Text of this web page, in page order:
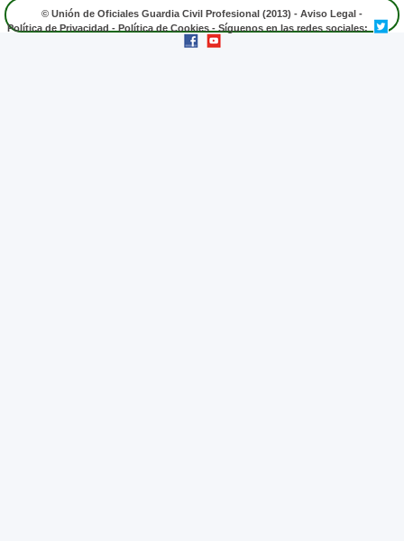
© Unión de Oficiales Guardia Civil Profesional (2013) - Aviso Legal -
Política de Privacidad-Política de Cookies- Síguenos en las redes sociales: